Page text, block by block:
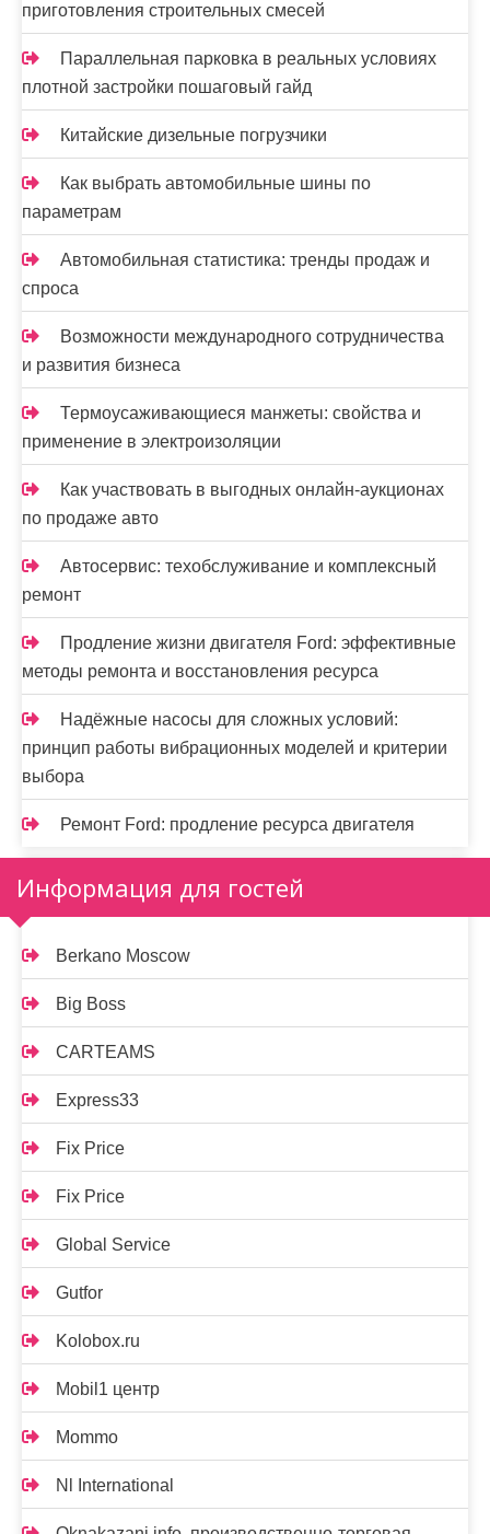
приготовления строительных смесей
Параллельная парковка в реальных условиях
плотной застройки пошаговый гайд
Китайские дизельные погрузчики
Как выбрать автомобильные шины по
параметрам
Автомобильная статистика: тренды продаж и
спроса
Возможности международного сотрудничества
и развития бизнеса
Термоусаживающиеся манжеты: свойства и
применение в электроизоляции
Как участвовать в выгодных онлайн-аукционах
по продаже авто
Автосервис: техобслуживание и комплексный
ремонт
Продление жизни двигателя Ford: эффективные
методы ремонта и восстановления ресурса
Надёжные насосы для сложных условий:
принцип работы вибрационных моделей и критерии
выбора
Ремонт Ford: продление ресурса двигателя
Информация для гостей
Berkano Moscow
Big Boss
CARTEAMS
Express33
Fix Price
Fix Price
Global Service
Gutfor
Kolobox.ru
Mobil1 центр
Mommo
Nl International